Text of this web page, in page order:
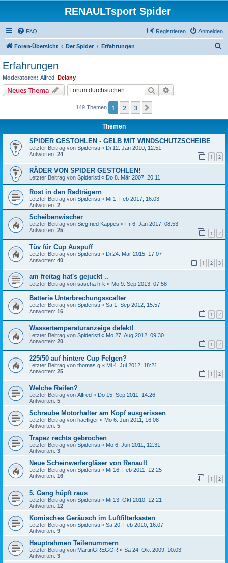
RENAULTsport Spider
FAQ Anmelden
Registrieren
Foren-Übersicht Der Spider Erfahrungen
Erfahrungen
Moderatoren: Alfred Delany
Neues Thema Suche
149 Themen 1 2 3
Themen
SPIDER GESTOHLEN - GELB MIT WINDSCHUTZSCHEIBE
Letzter Beitrag von Spideristi « Di 12. Jan 2010, 12:51
Antworten: 24 1 2
RÄDER VON SPIDER GESTOHLEN!
Letzter Beitrag von Spideristi « Do 8. Mär 2007, 20:11
Rost in den Radträgern
Letzter Beitrag von Spideristi « Mi 1. Feb 2017, 16:03
Antworten: 2
Scheibenwischer
Letzter Beitrag von Siegfried Kappes « Fr 6. Jan 2017, 08:53
Antworten: 25 1 2
Tüv für Cup Auspuff
Letzter Beitrag von Spideristi « Di 24. Mär 2015, 17:07
Antworten: 40 1 2 3
am freitag hat's gejuckt ..
Letzter Beitrag von sascha h-k « Mo 9. Sep 2013, 07:58
Batterie Unterbrechungsscalter
Letzter Beitrag von Spideristi « Sa 1. Sep 2012, 15:57
Antworten: 16 1 2
Wassertemperaturanzeige defekt!
Letzter Beitrag von Spideristi « Mo 27. Aug 2012, 09:30
Antworten: 20 1 2
225/50 auf hintere Cup Felgen?
Letzter Beitrag von thomas g « Mi 4. Jul 2012, 18:21
Antworten: 25 1 2
Welche Reifen?
Letzter Beitrag von Alfred « Do 15. Sep 2011, 14:26
Antworten: 5
Schraube Motorhalter am Kopf ausgerissen
Letzter Beitrag von haefliger « Mo 6. Jun 2011, 16:08
Antworten: 5
Trapez rechts gebrochen
Letzter Beitrag von Spideristi « Mo 6. Jun 2011, 12:31
Antworten: 3
Neue Scheinwerfergläser von Renault
Letzter Beitrag von Spideristi « Mi 16. Feb 2011, 12:25
Antworten: 16 1 2
5. Gang hüpft raus
Letzter Beitrag von Spideristi « Mi 13. Okt 2010, 12:21
Antworten: 12
Komisches Geräusch im Luftfilterkasten
Letzter Beitrag von Spideristi « Sa 20. Feb 2010, 16:07
Antworten: 9
Hauptrahmen Teilenummern
Letzter Beitrag von MartinGREGOR « Sa 24. Okt 2009, 10:03
Antworten: 3